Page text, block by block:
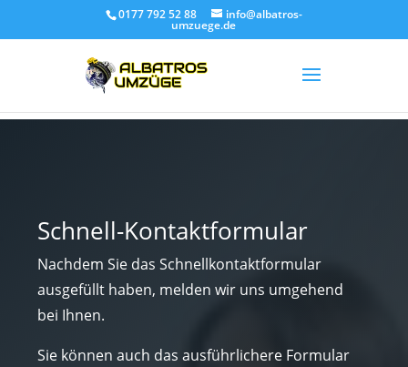
0177 792 52 88 info@albatros-
umzuege.de
Schnell-Kontaktformular
Nachdem Sie das Schnellkontaktformular
ausgefüllt haben, melden wir uns umgehend
bei Ihnen.
Sie können auch das ausführlichere Formular